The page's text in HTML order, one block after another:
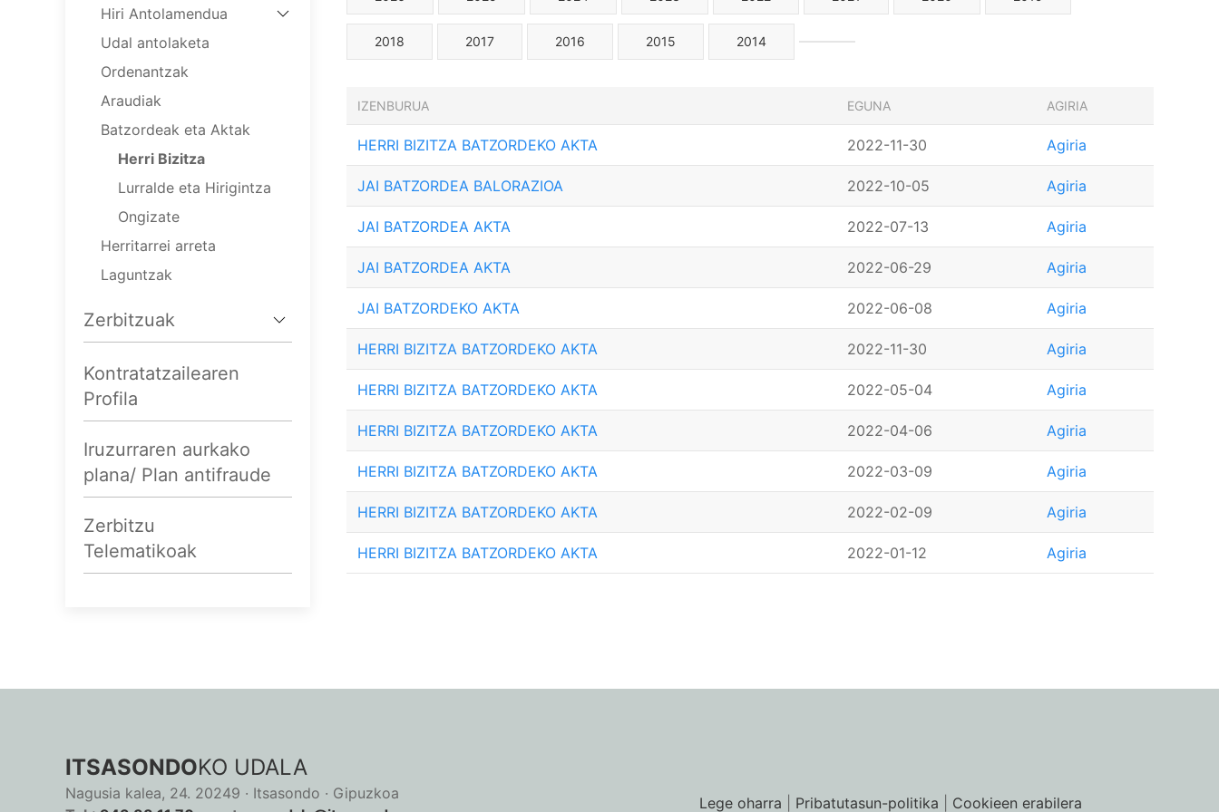
2018 2017 2016 2015 2014
IZENBURUA EGUNA AGIRIA
HERRI BIZITZA BATZORDEKO AKTA 2022-11-30 Agiria
JAI BATZORDEA BALORAZIOA 2022-10-05 Agiria
JAI BATZORDEA AKTA 2022-07-13 Agiria
JAI BATZORDEA AKTA 2022-06-29 Agiria
JAI BATZORDEKO AKTA 2022-06-08 Agiria
HERRI BIZITZA BATZORDEKO AKTA 2022-11-30 Agiria
HERRI BIZITZA BATZORDEKO AKTA 2022-05-04 Agiria
HERRI BIZITZA BATZORDEKO AKTA 2022-04-06 Agiria
HERRI BIZITZA BATZORDEKO AKTA 2022-03-09 Agiria
HERRI BIZITZA BATZORDEKO AKTA 2022-02-09 Agiria
HERRI BIZITZA BATZORDEKO AKTA 2022-01-12 Agiria
Hiri Antolamendua
Udal antolaketa
Ordenantzak
Araudiak
Batzordeak eta Aktak
Herri Bizitza
Lurralde eta Hirigintza
Ongizate
Herritarrei arreta
Laguntzak
Zerbitzuak
Kontratatzailearen
Profila
Iruzurraren aurkako
plana/ Plan antifraude
Zerbitzu
Telematikoak
ITSASONDOKO UDALA
Nagusia kalea, 24. 20249 · Itsasondo · Gipuzkoa
Lege oharra Pribatutasun-politika Cookieen erabilera